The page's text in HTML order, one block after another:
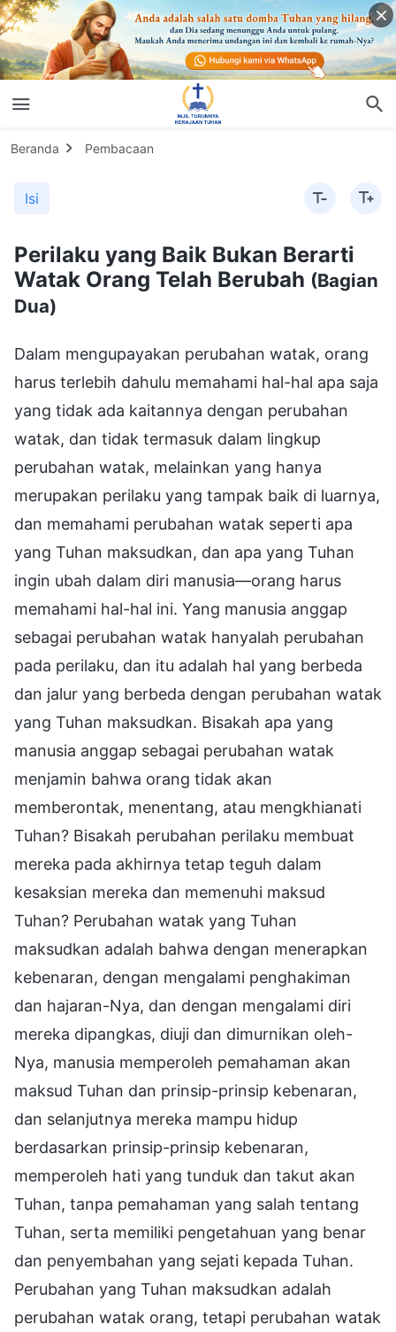
Beranda Pembacaan
Isi
Perilaku yang Baik Bukan Berarti
Watak Orang Telah Berubah (Bagian
Dua)
Dalam mengupayakan perubahan watak, orang harus terlebih dahulu memahami hal-hal apa saja yang tidak ada kaitannya dengan perubahan watak, dan tidak termasuk dalam lingkup perubahan watak, melainkan yang hanya merupakan perilaku yang tampak baik di luarnya, dan memahami perubahan watak seperti apa yang Tuhan maksudkan, dan apa yang Tuhan ingin ubah dalam diri manusia—orang harus memahami hal-hal ini. Yang manusia anggap sebagai perubahan watak hanyalah perubahan pada perilaku, dan itu adalah hal yang berbeda dan jalur yang berbeda dengan perubahan watak yang Tuhan maksudkan. Bisakah apa yang manusia anggap sebagai perubahan watak menjamin bahwa orang tidak akan memberontak, menentang, atau mengkhianati Tuhan? Bisakah perubahan perilaku membuat mereka pada akhirnya tetap teguh dalam kesaksian mereka dan memenuhi maksud Tuhan? Perubahan watak yang Tuhan maksudkan adalah bahwa dengan menerapkan kebenaran, dengan mengalami penghakiman dan hajaran-Nya, dan dengan mengalami diri mereka dipangkas, diuji dan dimurnikan oleh-Nya, manusia memperoleh pemahaman akan maksud Tuhan dan prinsip-prinsip kebenaran, dan selanjutnya mereka mampu hidup berdasarkan prinsip-prinsip kebenaran, memperoleh hati yang tunduk dan takut akan Tuhan, tanpa pemahaman yang salah tentang Tuhan, serta memiliki pengetahuan yang benar dan penyembahan yang sejati kepada Tuhan. Perubahan yang Tuhan maksudkan adalah perubahan watak orang, tetapi perubahan watak seperti apa yang manusia maksudkan? Perubahan watak yang manusia maksudkan adalah perilaku yang menjadi lebih baik, sikap yang terlihat sopan dan tenang, serta tidak congkak; itu berarti berbicara dengan cara yang halus dan tertib, tidak nakal dan jahat, serta memiliki hati nurani, nalar, dan standar moral dalam ucapan dan perilaku mereka. Adakah perbedaan antara perubahan watak yang manusia maksudkan dan perubahan watak yang Tuhan kehendaki? Apa perbedaannya? Perubahan watak yang manusia maksudkan adalah perubahan perilaku yang tampak dari luar, perubahan yang sesuai dengan gagasan dan imajinasi manusia. Sedangkan perubahan watak yang Tuhan kehendaki adalah untuk orang membuang watak rusak mereka, berubah dalam watak hidup mereka sebagai hasil dari memahami kebenaran, dan berubah dalam cara pandang mereka terhadap segala sesuatu, berubah dalam cara pandang dan nilai-nilai hidup mereka. Sudah pasti ada perbedaan. Baik engkau sedang menangani orang atau hal apa pun, motifmu, prinsip-prinsip yang mendasari tindakanmu, dan standar penilaianmu, semuanya itu haruslah berdasarkan kebenaran, dan engkau harus mencari prinsip-prinsip kebenaran; inilah satu-satunya cara untuk mencapai perubahan watak. Jika engkau selalu menilai dirimu berdasarkan standar perilaku, jika engkau selalu berfokus pada perubahan perilaku yang tampak dari luar, dan engkau mengira bahwa engkau sedang hidup dalam keserupaan dengan manusia sejati dan mendapatkan perkenanan Tuhan semata-mata karena engkau memiliki sedikit perilaku yang baik, itu sepenuhnya salah. Karena engkau memiliki watak yang rusak, dan bisa saja menentang Tuhan, serta berisiko mengkhianati Tuhan, maka jika engkau tidak mencari kebenaran untuk membereskan watak rusakmu sendiri, sebaik apa pun perilaku lahiriahmu, engkau tidak akan mampu untuk benar-benar tunduk kepada Tuhan, dan engkau tidak akan mungkin takut akan Tuhan dan menjauhi kejahatan. Dapatkah perilaku yang tampak baik di luarnya saja menghasilkan hati yang takut akan Tuhan? Dapatkah itu membuat orang takut akan Tuhan dan menjauhi kejahatan? Jika orang tidak takut akan Tuhan dan menjauhi kejahatan, maka perilaku baik sebanyak apa pun tidak menandakan bahwa mereka benar-benar tunduk kepada Tuhan. Jadi, perilaku baik sebanyak apa pun tidak menandakan terjadinya perubahan watak. Ada orang-orang yang cara bicaranya sangat halus, tidak pernah menggunakan bahasa yang kasar, bagaikan orang terpelajar—perkataan yang mengalir dari mulut mereka bahkan seolah-olah berasal dari pena para ahli, seperti sastrawan atau orator. Jika engkau melihat perilaku dan perwujudan yang tampak dari luar ini, engkau tidak akan dapat melihat adanya masalah, lalu bagaimana caramu mengetahui apakah ada masalah dalam watak mereka? Bagaimana engkau bisa menilai apakah watak mereka sudah berubah atau belum? Bagaimana caramu mengetahui hal ini? (Dengan melihat sikap mereka terhadap kebenaran.) Inilah salah satu indikator untuk menilainya. Apakah ada cara lainnya? (Dengan melihat prinsip-prinsip yang mereka gunakan dalam melakukan sesuatu, dan pandangan mereka terhadap berbagai hal.) Itulah inti masalahnya. Engkau tidak boleh melihat cara bicara mereka, apakah cara bicara mereka anggun atau kasar, atau apakah bahasanya intelektual—jangan melihat apa yang tampak di luarnya. Ada orang-orang yang bicaranya bertele-tele, tidak tahu cara mengungkapkan diri, dan menunjukkan gerak tubuh yang gelisah saat mereka cemas—apakah hal ini ada kaitannya dengan watak mereka? (Tidak.) Ini hanyalah perilaku yang tampak di luarnya, paling banter hal ini berkaitan dengan kepribadian mereka atau pola asuh keluarga, tidak ada kaitannya dengan watak mereka. Jadi bagaimana caramu mengetahui watak seperti apa yang mereka miliki, apakah watak mereka telah berubah, dan apakah mereka adalah orang-orang yang menerapkan kebenaran atau bukan? Dengan melihat isi dari apa yang mereka bicarakan. Jika setiap perkataan mereka itu benar, dan berasal dari lubuk hati yang terdalam, tanpa ada keinginan atau ambisi tertentu, dan tidak ada niat tertentu di balik ucapan mereka, jika mereka hanya mengucapkan kata-kata yang terus-terang dan jujur, dan mampu untuk terbuka kepada orang lain mengenai kesulitan dan kelemahan mereka sendiri; jika mereka bersekutu serta membagikan penerangan dan pencerahan yang mereka terima kepada orang lain, jika mereka jujur mengenai apa pun yang ingin mereka lakukan, dan menyingkapkan seluruh keberadaan mereka secara terbuka, maka bukankah mereka adalah para pengejar kebenaran? Untuk saat ini, kita tidak membahas apakah watak mereka telah berubah atau tidak, atau sebesar apa perubahannya, tetapi jika kita menilai dari apa yang mereka bicarakan dan wujudkan, mereka adalah orang-orang yang menerapkan kebenaran. Sekarang, mari kita lihat cara mereka memperlakukan orang lain. Jika mereka mampu memperlakukan orang lain secara adil dan tidak menekan orang lain, jika mereka mendukung dan menolong saudara-saudari yang lemah, dan tidak mengolok-olok mereka. Selain itu, jika mereka setia dan mempertimbangkan maksud Tuhan dalam tugas-tugas mereka, dan apa pun kesulitan yang mereka hadapi, mereka pantang menyerah, dan mereka mampu membela kepentingan rumah Tuhan, maka bukankah ini adalah perwujudan dari orang-orang yang menerapkan kebenaran? (Ya.) Orang-orang seperti itu relatif memiliki integritas dan lebih tulus dalam mencintai kebenaran. Ada orang-orang yang mungkin cara bicaranya sangat halus, cara berpakaiannya sangat pantas, dan terlihat sangat saleh di luarnya, tetapi apa isi pembicaraan mereka? Kata mereka, "Dahulu aku berpasangan dengan seseorang pemimpin, dan dia mengalami hambatan dalam berbicara, jadi aku harus lebih banyak berbicara dalam persekutuan dan pertemuan—orang yang memiliki kemampuan harus selalu melakukan lebih banyak pekerjaan, bukan? Sebagai akibatnya, saudara-saudari mulai mengidolakanku, aku tidak dapat menghindarinya, aku harus terus menyampaikan persekutuanku. Setelah disirami olehku secara pribadi, banyak saudara-saudari yang menjadi dekat denganku, jadi ketika ada di antara mereka yang mempunyai masalah, aku biasanya mampu untuk menyelesaikannya. Ketika ada orang-orang yang menjadi lemah, aku hanya perlu menyampaikan persekutuanku kepada mereka, dan mereka pun kembali dikuatkan. Aku tidak memiliki kekurangan, kesalahan terbesarku adalah hatiku yang lembut. Aku tidak tahan melihat orang lain menderita; setiap kali ada orang yang menderita, itu membuatku cemas, dan aku berharap aku bisa menderita menggantikan mereka." Apa maksud perkataan ini? Kedengarannya tidak ada masalah dengan perkataan ini, tetapi apakah ada masalah dengan motif dari ucapan mereka? (Ya, mereka meninggikan diri dan bersaksi tentang diri mereka sendiri.) Watak apa yang dimiliki orang seperti itu? Watak mereka congkak dan licik, mereka ingin menggunakan cara ini dan semua perkataan ini untuk membuahkan hasil tertentu, untuk secara tersirat mencapai tujuan tertentu, untuk membuat orang lain menghormati dan memuja mereka. Inilah maksud dan tujuan perkataan mereka. Orang-orang yang kacau dan tak mampu membedakan yang benar dan yang salah akan mendengarkan perkataan mereka dan berpikir, "Orang ini hebat sekali, tidak mengherankan dia menjadi pemimpin, dia lebih baik daripada kita, dia memiliki bakat kepemimpinan." Inilah pemikiran orang yang kacau dan tak mampu mengetahui yang sebenarnya. Sedangkan orang yang mampu mengetahui yang sebenarnya akan mengerti: "Dia berbicara sangat banyak tentang betapa baik dirinya, betapa keras dia bekerja dan tentang pelayanan yang telah dilakukannya, tentang bagaimana dia telah bermanfaat bagi saudara-saudari dan menolong mereka, agar orang menghormati dirinya, tetapi sepanjang waktu dia selalu mengatakan bahwa dia tidak ingin orang menghormati dirinya. Padahal sebenarnya, dia tanpa kenal lelah bergegas dan sibuk ke sana ke mari hanyalah agar orang lain menghormati dan memuja dirinya. Dia bukan saja congkak tetapi juga sangat licik! Dia ingin memenangkan hati orang, bersaing dengan Tuhan untuk mendapatkan status, dan dia menggunakan cara ini untuk menyesatkan orang. Bukankah dia sama seperti Paulus? Dia adalah setan! Dia berbicara sangat lama tanpa sedikit pun menyebutkan kesalahan atau kekurangannya sendiri, seolah-olah dia tidak memiliki watak rusak; kesalahan-kesalahan yang dia bicarakan membuat orang lain menjadi iri dan sangat mengaguminya, serta membuat mereka merasa tidak cukup baik. Meski tidak secara langsung membuat orang memuja dan mengagungkan dirinya, efek dari perkataannya dimaksudkan untuk membuat orang mengagungkan